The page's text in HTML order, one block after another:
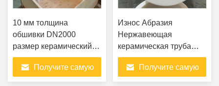
10 мм толщина
обшивки DN2000
размер керамический
рукав обшитые трубы
для литиевой батареи
Получите самую
Износ Абразия
Нержавеющая
керамическая труба
Противоэрозионная
керамическая рукава
облицованная труба
Получите самую